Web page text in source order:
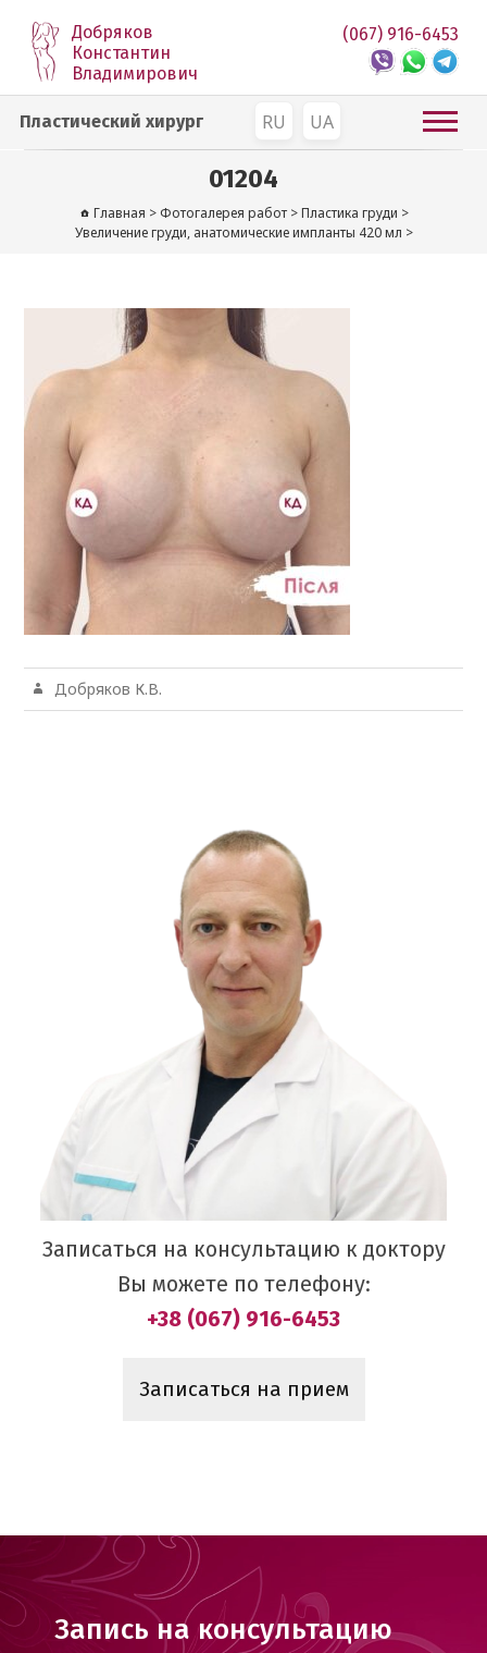
Добряков
Константин
Владимирович
RU UA
(067) 916-6453
Пластический хирург
01204
Главная > Фотогалерея работ >Пластика груди >
Увеличение груди, анатомические импланты 420 мл >
Добряков К.В.
Записаться на консультацию к доктору
Вы можете по телефону:
+38 (067) 916-6453
Записаться на прием
Запись на консультацию